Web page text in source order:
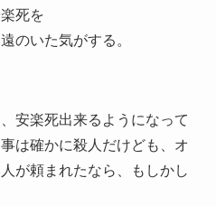
死を
のいた気がする。
安楽死出来るようになって
は確かに殺人だけども、オ
が頼まれたなら、もしかし